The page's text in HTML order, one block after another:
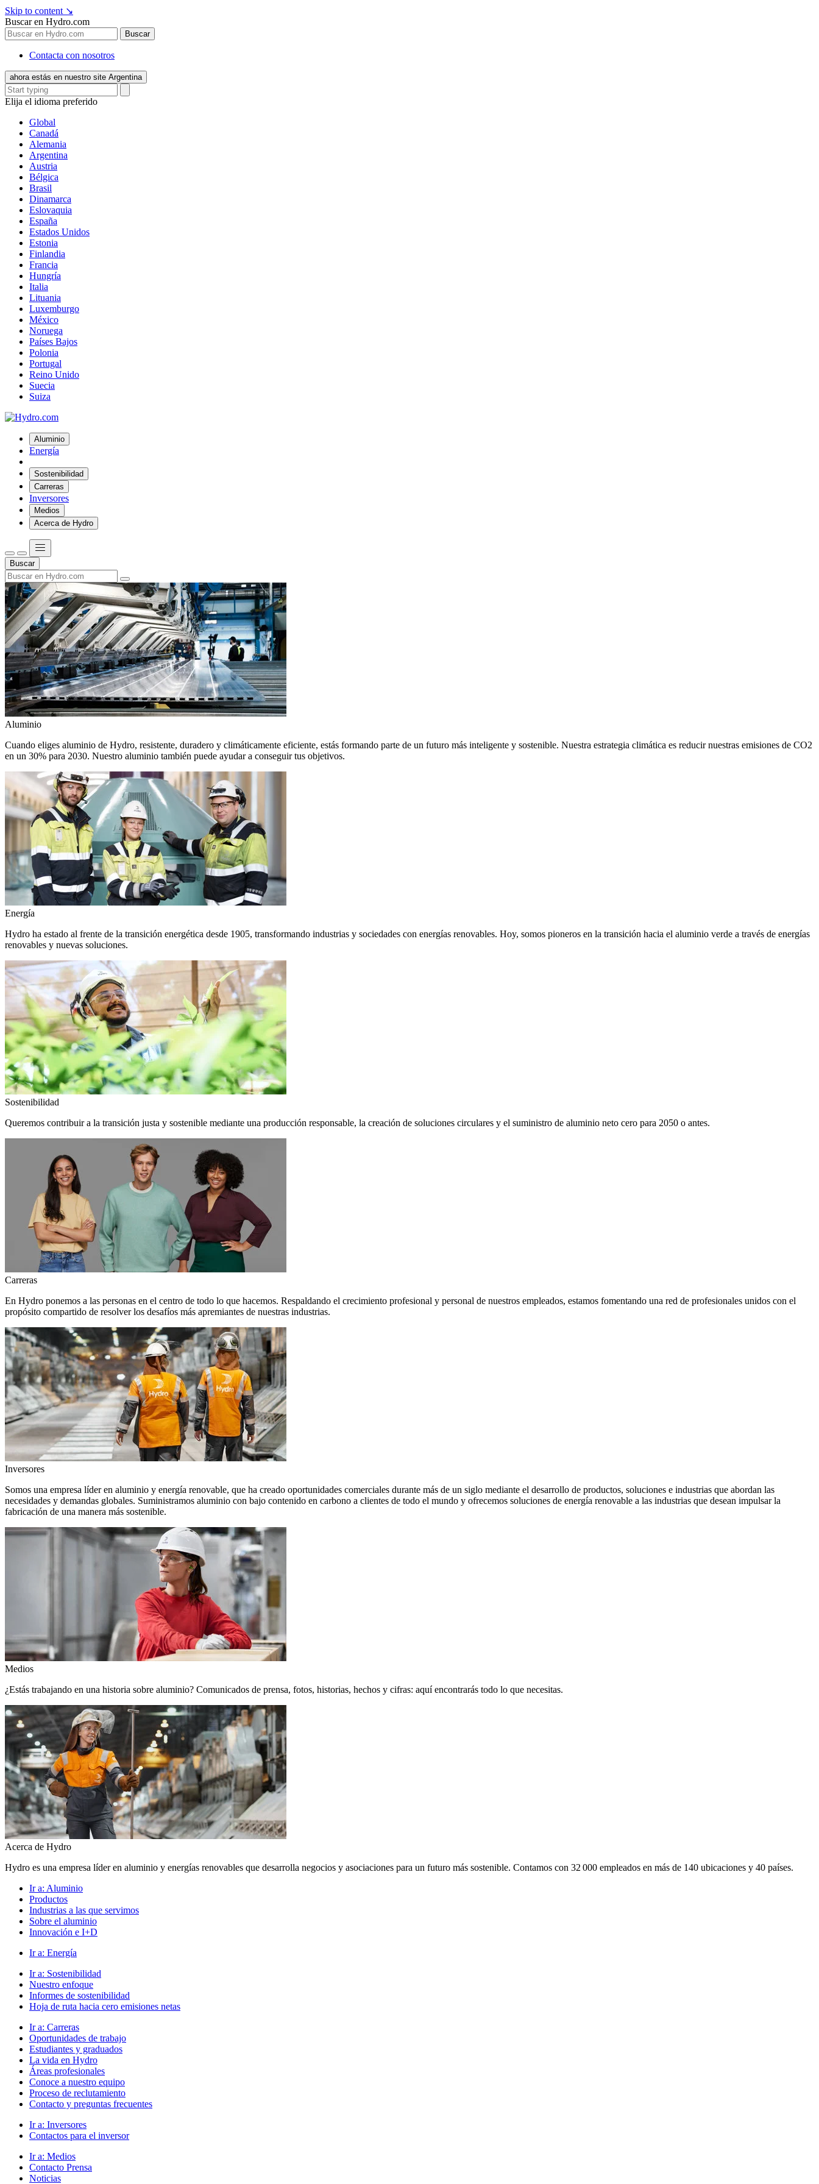
Skip to content ↘
Buscar en Hydro.com
Buscar
Contacta con nosotros
ahora estás en nuestro site Argentina
Elija el idioma preferido
Global
Canadá
Alemania
Argentina
Austria
Bélgica
Brasil
Dinamarca
Eslovaquia
España
Estados Unidos
Estonia
Finlandia
Francia
Hungría
Italia
Lituania
Luxemburgo
México
Noruega
Países Bajos
Polonia
Portugal
Reino Unido
Suecia
Suiza
Aluminio
Energía
Sostenibilidad
Carreras
Inversores
Medios
Acerca de Hydro
Buscar
Aluminio
Cuando eliges aluminio de Hydro, resistente, duradero y climáticamente eficiente, estás formando parte de un futuro más inteligente y sostenible. Nuestra estrategia climática es reducir nuestras emisiones de CO2
en un 30% para 2030. Nuestro aluminio también puede ayudar a conseguir tus objetivos.
Energía
Hydro ha estado al frente de la transición energética desde 1905, transformando industrias y sociedades con energías renovables. Hoy, somos pioneros en la transición hacia el aluminio verde a través de energías
renovables y nuevas soluciones.
Sostenibilidad
Queremos contribuir a la transición justa y sostenible mediante una producción responsable, la creación de soluciones circulares y el suministro de aluminio neto cero para 2050 o antes.
Carreras
En Hydro ponemos a las personas en el centro de todo lo que hacemos. Respaldando el crecimiento profesional y personal de nuestros empleados, estamos fomentando una red de profesionales unidos con el
propósito compartido de resolver los desafíos más apremiantes de nuestras industrias.
Inversores
Somos una empresa líder en aluminio y energía renovable, que ha creado oportunidades comerciales durante más de un siglo mediante el desarrollo de productos, soluciones e industrias que abordan las
necesidades y demandas globales. Suministramos aluminio con bajo contenido en carbono a clientes de todo el mundo y ofrecemos soluciones de energía renovable a las industrias que desean impulsar la
fabricación de una manera más sostenible.
Medios
¿Estás trabajando en una historia sobre aluminio? Comunicados de prensa, fotos, historias, hechos y cifras: aquí encontrarás todo lo que necesitas.
Acerca de Hydro
Hydro es una empresa líder en aluminio y energías renovables que desarrolla negocios y asociaciones para un futuro más sostenible. Contamos con 32 000 empleados en más de 140 ubicaciones y 40 países.
Ir a: Aluminio
Productos
Industrias a las que servimos
Sobre el aluminio
Innovación e I+D
Ir a: Energía
Ir a: Sostenibilidad
Nuestro enfoque
Informes de sostenibilidad
Hoja de ruta hacia cero emisiones netas
Ir a: Carreras
Oportunidades de trabajo
Estudiantes y graduados
La vida en Hydro
Áreas profesionales
Conoce a nuestro equipo
Proceso de reclutamiento
Contacto y preguntas frecuentes
Ir a: Inversores
Contactos para el inversor
Ir a: Medios
Contacto Prensa
Noticias